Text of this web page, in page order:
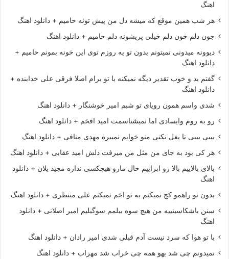
اهنگ
هر شب همین موقع که میشه دل من پیش توئه حامیم + دانلود اهنگ
جون دلم خون دلم خیلی پریشونه دلم حامیم + دانلود اهنگ
دیوونه میدونی نمیتونم بدون تو یه روزم توی این خونه بمونم حامیم +
دانلود اهنگ
گفتم بد و خوب تقدیر دیگه نمیکنه با تو برام اصلا فرقی علی خدابنده +
دانلود اهنگ
شدی واسم همون رویای تو شبم امیر خوشنگار + دانلود اهنگ
رو به روم وایسادی اما نمیشناسمت امید افخم + دانلود اهنگ
بیبی بیبی تا بغل نکنی منو خوابم نمیبره مهدی منافی + دانلود اهنگ
هر کی بود به جای من مثل من میرفت دلش امید عقابی + دانلود اهنگ
بالای بالاییم بالا رو ابراییم حال مارو هیچکسی نداره مجید یلان + دانلود
اهنگ
بدون تو راهمو کج نمیکنم به تو اخم نمیکنم علی منتظری + دانلود اهنگ
سنن باشکاسینییه من هیچ سوه بیلمم سوگیلیم امیر اصلانی + دانلود
اهنگ
با تو هوا که سرد نیست آدم قبلی شدی امیر رادان + دانلود اهنگ
نمیدونم چی شد یهو همه چی خراب شد مهراب + دانلود اهنگ